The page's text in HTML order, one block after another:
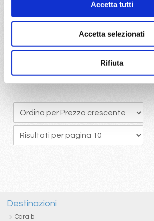
Accetta tutti
Accetta selezionati
Rifiuta
che comprende una ottima selezione di
analcoliche calde e fredde
Destinazioni
Caraibi